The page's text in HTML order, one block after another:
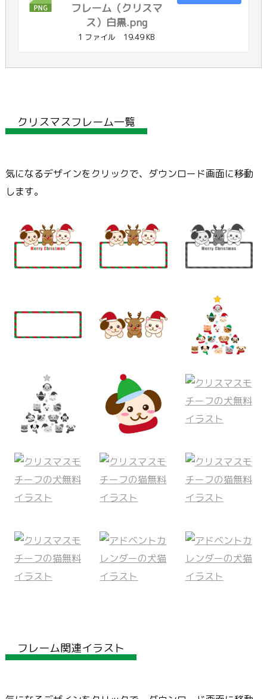
フレーム（クリスマ
ス）白黒.png
1 ファイル 19.49 KB
クリスマスフレーム一覧
気になるデザインをクリックで、ダウンロード画面に移動
します。
フレーム関連イラスト